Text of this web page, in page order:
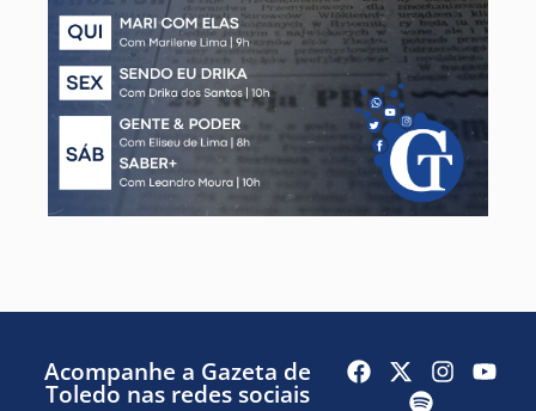
Acompanhe a Gazeta de
Toledo nas redes sociais